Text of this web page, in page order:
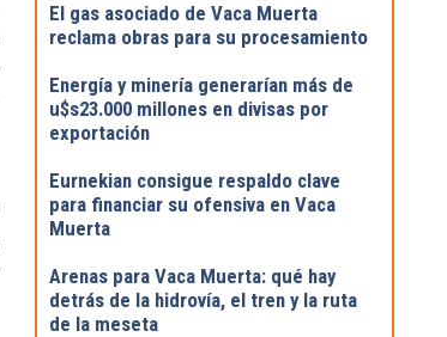
El gas asociado de Vaca Muerta
reclama obras para su procesamiento
Energía y minería generarían más de
u$s23.000 millones en divisas por
exportación
Eurnekian consigue respaldo clave
para financiar su ofensiva en Vaca
Muerta
Arenas para Vaca Muerta: qué hay
detrás de la hidrovía, el tren y la ruta
de la meseta